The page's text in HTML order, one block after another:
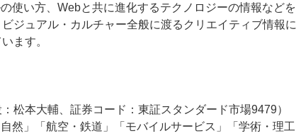
使い方、Webと共に進化するテクノロジーの情報などを
ジュアル・カルチャー全般に渡るクリエイティブ情報に
ます。
松本大輔、証券コード：東証スタンダード市場9479）
然」「航空・鉄道」「モバイルサービス」「学術・理工